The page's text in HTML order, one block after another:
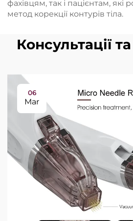
фахівцям, так і пацієнтам, які
метод корекції контурів тіла.
Консультації
06
Mar